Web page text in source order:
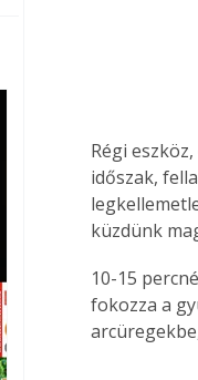
Régi
időszak,
küzdünk
10-15
fokozza a